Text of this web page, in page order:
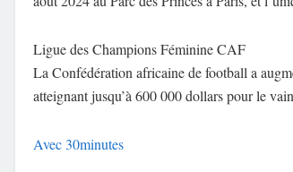
Ligue des Champions Féminine CAF
La Confédération africaine de football a
atteignant jusqu’à 600 000 dollars pour le
Avec 30minutes